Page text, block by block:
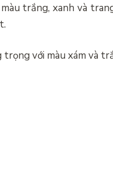
trắng, xanh và